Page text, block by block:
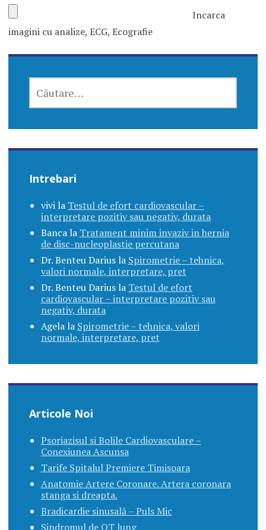
Incarca
imagini cu analize, ECG, Ecografie
DUPĂ:
Intrebari
vivila Testul de efort cardiovascular –
interpretare pozitiv sau negativ, durata
Bancala Tratament minim invaziv in hernia
de disc-nucleoplastie percutana
Dr. Benteu Dariusla Spirometrie – tehnica,
valori normale, interpretare, pret
Dr. Benteu Dariusla Testul de efort
cardiovascular – interpretare pozitiv sau
negativ, durata
Agelala Spirometrie – tehnica, valori
normale, interpretare, pret
Articole Noi
Psoriazisul si Bolile Cardiovasculare –
Conexiunea Ascunsa
Tarife Spitalul Premiere Timisoara
Anatomie Artere Coronare. Artera coronara
stanga si dreapta.
Bradicardie sinusală – Puls Mic
Sindromul de QT lung